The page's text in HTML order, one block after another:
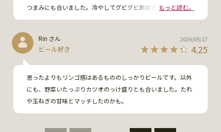
つまみにも合いました。冷やしてグビグビ飲めるし、苦味が苦
手な家族も美味しく飲んでました。また飲みたいです！
もっと読む。
Rin さん
ビール好き 4.25
2026/05/17
思ったよりもリンゴ感はあるもののしっかりビールです。以外
にも、野菜いたっぷりカツオのっけ盛りとも合いました。たれ
や玉ねぎの甘味とマッチしたのかも。